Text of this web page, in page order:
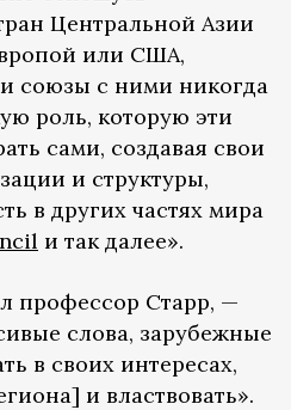
Центральной Азии
или США,
и союзы с ними никогда
роль, которую эти
сами, создавая свои
и структуры,
в других частях мира
и так далее».
профессор Старр, —
слова, зарубежные
в своих интересах,
и властвовать».